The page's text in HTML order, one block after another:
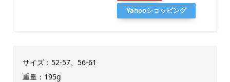
Yahooショッピング
サイズ：52‐57、56‐61
重量：195g